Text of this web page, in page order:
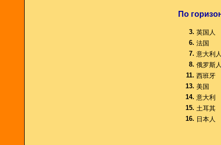
По
3. 英国人
6. 法国
7. 意大利
8. 俄罗斯
11. 西班牙
13. 美国
14. 意大利
15. 土耳其
16. 日本人